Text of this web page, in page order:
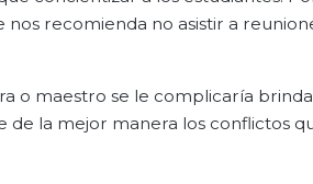
recomienda no asistir a
o maestro se le complicaría
la mejor manera los conflictos